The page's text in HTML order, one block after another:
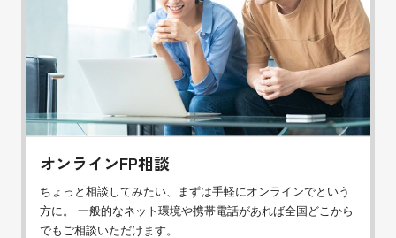
オンラインFP相談
ちょっと相談してみたい、まずは手軽にオンラインでという
方に。 一般的なネット環境や携帯電話があれば全国どこから
でもご相談いただけます。